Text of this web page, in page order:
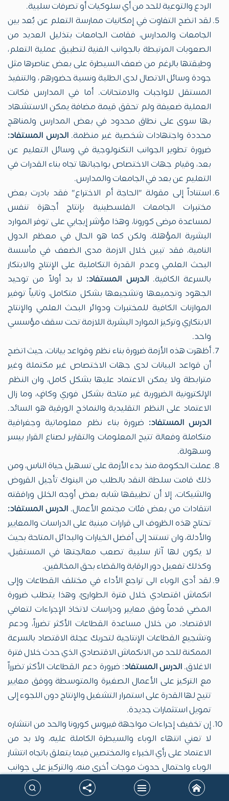
الردع والتوعية للحد من أي سلوكيات أو تصرفات سلبية.
لقد اتضح التفاوت في إمكانيات ممارسة التعلم عن بُعد بين
الجامعات والمدارس، فقامت الجامعات بتذليل العديد من
الصعوبات المرتبطة بالجوانب الفنية لتطبيق عملية التعلم،
وطبقتها بالرغم من ضعف السيطرة على بعض عناصرها مثل
جودة وسائل الاتصال لدى الطلبة ونسبة حضورهم، والتنفيذ
المستقل للواجبات والامتحانات. أما في المدارس فكانت
العملية ضعيفة ولم تحقق قيمة مضافة يمكن الاستشهاد
بها سوى على نطاق محدود في بعض المدارس ولمناهج
محددة واجتهادات شخصية غير منظمة.الدرس المستفاد:
ضرورة تطوير الجوانب التكنولوجية في وسائل التعليم عن
بعد، وقيام جهات الاختصاص بواجباتها تجاه بناء القدرات في
التعليم عن بعد في الجامعات والمدارس.
استناداً إلى مقولة "الحاجة أم الاختراع" فقد بادرت بعض
مختبرات الجامعات الفلسطينية بإنتاج أجهزة تنفس
لمساعدة مرضى كورونا، وهذا مؤشر إيجابي على توفر الموارد
البشرية المؤهلة، ولكن كما هو الحال في معظم الدول
النامية، فقد تبين خلال الازمة مدى الضعف في مأسسة
البحث العلمي وعدم القدرة التكاملية على الإنتاج والابتكار
بالسرعة الكافية.الدرس المستفاد: لا بد أولاً من توحيد
الجهود وتجميعها وتشجيعها بشكل متكامل، وثانياً توفير
الموازنات الكافية للمختبرات ودوائر البحث العلمي والإنتاج
الابتكاري وتركيز الموارد البشرية اللازمة تحت سقف مؤسسي
واحد.
أظهرت هذه الأزمة ضرورة بناء نظم وقواعد بيانات، حيث اتضح
أن قواعد البيانات لدى جهات الاختصاص غير مكتملة وغير
مترابطة ولا يمكن الاعتماد عليها بشكل كامل، وان النظم
الإلكترونية الضرورية غير متاحة بشكل فوري وكافٍ، وما زال
الاعتماد على النظم التقليدية والنماذج الورقية هو السائد.
الدرس المستفاد: ضرورة بناء نظم معلوماتية وجغرافية
متكاملة وفعالة تتيح المعلومات والتقارير لصناع القرار بيسر
وسهولة.
عملت الحكومة منذ بدء الأزمة على تسهيل حياة الناس، ومن
ذلك قامت سلطة النقد بالطلب من البنوك تأجيل القروض
والشيكات، إلا أن تطبيقها شابه بعض أوجه الخلل ورافقته
انتقادات من بعض فئات مجتمع الأعمال. الدرس المستفاد:
تحتاج هذه الظروف الى قرارات مبنية على الدراسات والمعايير
والأدلة، وان تستند إلى أفضل الخيارات والبدائل المتاحة بحيث
لا يكون لها آثار سلبية تصعب معالجتها في المستقبل،
وكذلك تفعيل دور الرقابة والقضاء بحق المخالفين.
لقد أدى الوباء الى تراجع الأداء في مختلف القطاعات وإلى
انكماش اقتصادي خلال فترة الطوارئ، وهذا يتطلب ضرورة
المضي قدماً وفق معايير ودراسات لاتخاذ الإجراءات لتعافي
الاقتصاد، من خلال مساعدة القطاعات الأكثر تضرراً، ودعم
وتشجيع القطاعات الإنتاجية لتحريك عجلة الاقتصاد بالسرعة
الممكنة للحد من الانكماش الاقتصادي الذي حدث خلال فترة
الاغلاق.الدرس المستفاد: ضرورة دعم القطاعات الأكثر تضرراً
مع التركيز على الأعمال الصغيرة والمتوسطة ووفق معايير
تتيح لها القدرة على استمرار التشغيل والإنتاج دون اللجوء إلى
تمويل استثمارات جديدة.
إن تخفيف إجراءات مواجهة فيروس كورونا والحد من انتشاره
لا تعني انتهاء الوباء والسيطرة الكاملة عليه، ولا بد من
الاعتماد على رأي الخبراء والمختصين فيما يتعلق باتجاه انتشار
الوباء واحتمال حدوث موجات أخرى منه، والتركيز على جوانب
التوعية والإرشاد واعتماد البروتوكول الصحي في الوقاية من
الوباء والحد من انتشاره.
الدرس المستفاد: عدم الإنجرار لحالة